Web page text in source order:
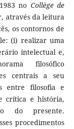
no Collège de
através da leitura
os contornos de
(i) realizar uma
intelectual e,
filosófico
centrais a seu
entre filosofia e
crítica e história,
do presente.
procedimentos